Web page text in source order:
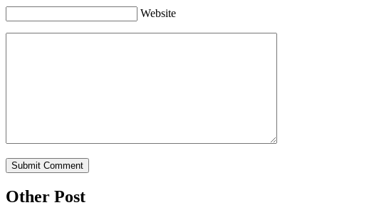
Website
Other Post